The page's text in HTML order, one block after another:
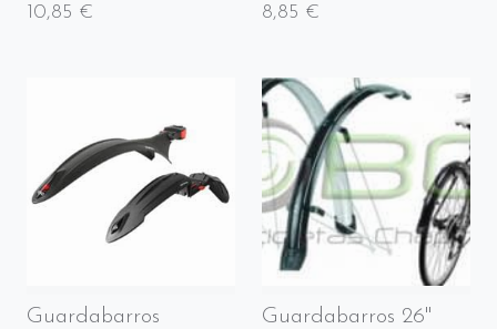
10,85 € 8,85 €
Guardabarros
Guardabarros 26"